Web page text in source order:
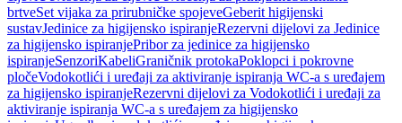
brtveSet vijaka za prirubničke spojeveGeberit higijenski
sustavJedinice za higijensko ispiranjeRezervni dijelovi za Jedinice
za higijensko ispiranjePribor za jedinice za higijensko
ispiranjeSenzoriKabeliGraničnik protokaPoklopci i pokrovne
pločeVodokotlići i uređaji za aktiviranje ispiranja WC-a s uređajem
za higijensko ispiranjeRezervni dijelovi za Vodokotlići i uređaji za
aktiviranje ispiranja WC-a s uređajem za higijensko